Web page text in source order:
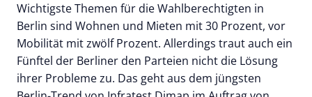
Wichtigste Themen für die Wahlberechtigten in
Berlin sind Wohnen und Mieten mit 30 Prozent, vor
Mobilität mit zwölf Prozent. Allerdings traut auch ein
Fünftel der Berliner den Parteien nicht die Lösung
ihrer Probleme zu. Das geht aus dem jüngsten